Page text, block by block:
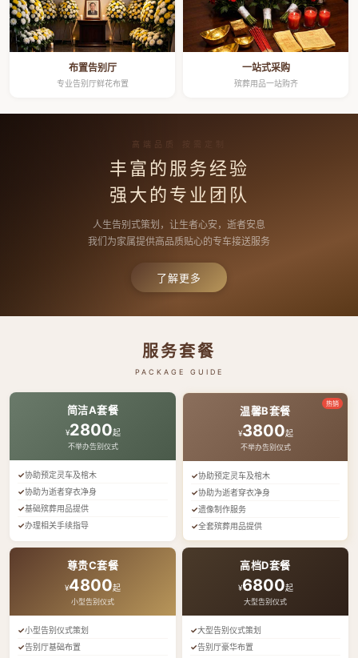
布置告别厅
专业告别厅鲜花布置
一站式采购
殡葬用品一站购齐
高端品质 按需定制
丰富的服务经验
强大的专业团队
人生告别式策划，让生者心安，逝者安息
我们为家属提供高品质贴心的专车接送服务
了解更多
服务套餐
PACKAGE GUIDE
简洁A套餐
¥2800起
不举办告别仪式
协助预定灵车及棺木
协助为逝者穿衣净身
基础殡葬用品提供
办理相关手续指导
热销
温馨B套餐
¥3800起
不举办告别仪式
协助预定灵车及棺木
协助为逝者穿衣净身
遗像制作服务
全套殡葬用品提供
尊贵C套餐
¥4800起
小型告别仪式
小型告别仪式策划
告别厅基础布置
高档D套餐
¥6800起
大型告别仪式
大型告别仪式策划
告别厅豪华布置